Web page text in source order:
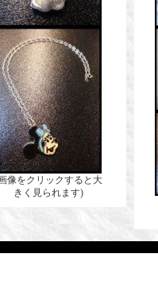
像をクリックすると大
きく見られます)